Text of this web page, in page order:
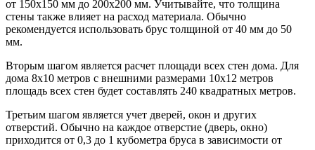
от 150х150 мм до 200х200 мм. Учитывайте, что толщина
стены также влияет на расход материала. Обычно
рекомендуется использовать брус толщиной от 40 мм до 50
мм.
Вторым шагом является расчет площади всех стен дома. Для
дома 8х10 метров с внешними размерами 10х12 метров
площадь всех стен будет составлять 240 квадратных метров.
Третьим шагом является учет дверей, окон и других
отверстий. Обычно на каждое отверстие (дверь, окно)
приходится от 0,3 до 1 кубометра бруса в зависимости от